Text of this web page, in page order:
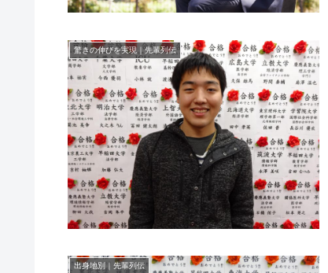
驚きの伸びを実現｜先輩列伝
出身地別｜先輩列伝